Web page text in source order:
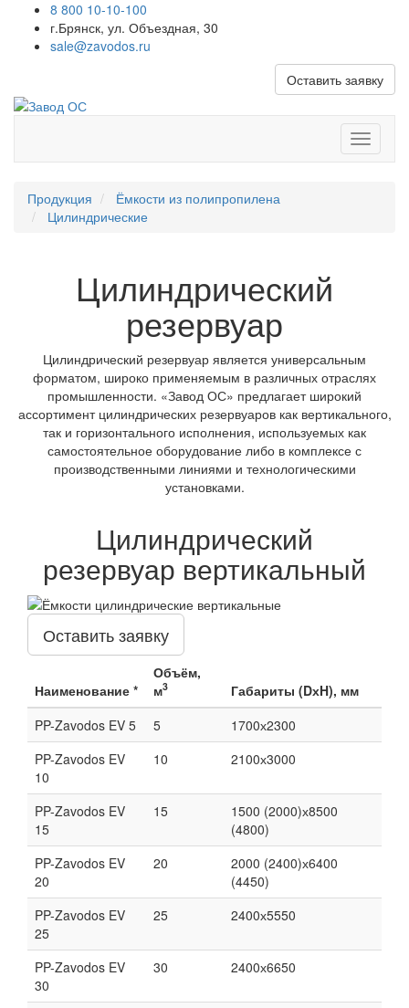
8 800 10-10-100
г.Брянск, ул. Объездная, 30
sale@zavodos.ru
Оставить заявку
меню
Продукция
Ёмкости из полипропилена
Цилиндрические
Цилиндрический
резервуар
Цилиндрический резервуар является универсальным
форматом, широко применяемым в различных отраслях
промышленности. «Завод ОС» предлагает широкий
ассортимент цилиндрических резервуаров как вертикального,
так и горизонтального исполнения, используемых как
самостоятельное оборудование либо в комплексе с
производственными линиями и технологическими
установками.
Цилиндрический
резервуар вертикальный
Оставить заявку
Наименование *
Объём,
м3
Габариты (DхH), мм
PP-Zavodos EV 5
5
1700х2300
PP-Zavodos EV
10
10 2100х3000
PP-Zavodos EV
15
15
1500 (2000)х8500
(4800)
PP-Zavodos EV
20
20
2000 (2400)х6400
(4450)
PP-Zavodos EV
25
25 2400х5550
PP-Zavodos EV
30
30 2400х6650